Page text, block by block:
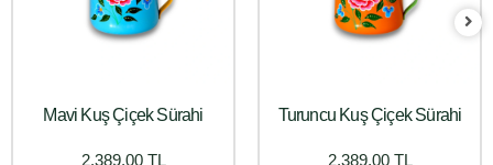
Mavi Kuş Çiçek Sürahi
2.389,00 TL
Turuncu Kuş Çiçek Sürahi
2.389,00 TL